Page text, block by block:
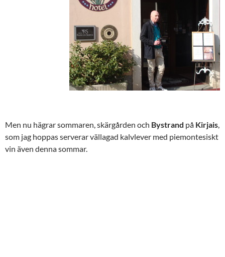
Men nu hägrar sommaren, skärgården och Bystrand på Kirjais
som jag hoppas serverar vällagad kalvlever med piemontesiskt
vin även denna sommar.